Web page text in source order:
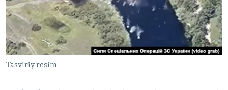
Русский
Українською
QOŞULIÑIZ!
Tasviriy resim